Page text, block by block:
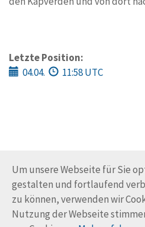
Um unsere Webseite für Sie
gestalten und fortlaufend
zu können, verwenden wir
Nutzung der Webseite
Letzte Position:
04.04.
11:58 UTC
© Trans-Ocean e.V. 2010-2026
Nutzungsbedingungen